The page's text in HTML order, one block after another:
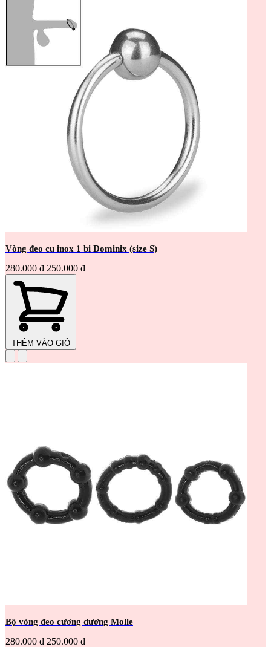
Vòng đeo cu inox 1 bi Dominix (size S)
280.000 đ 250.000 đ
THÊM VÀO GIỎ
Bộ vòng đeo cương dương Molle
280.000 đ 250.000 đ